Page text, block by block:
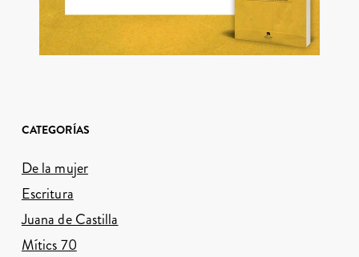
CATEGORÍAS
De la mujer
Escritura
Juana de Castilla
Mítics 70